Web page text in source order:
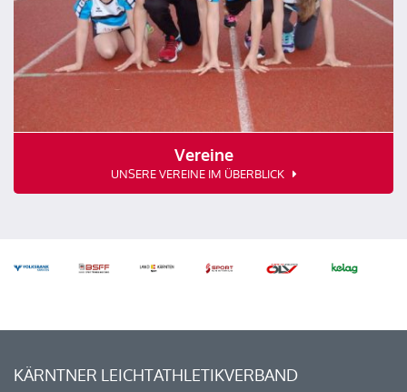
Vereine
UNSERE VEREINE IM ÜBERBLICK
KÄRNTNER LEICHTATHLETIKVERBAND